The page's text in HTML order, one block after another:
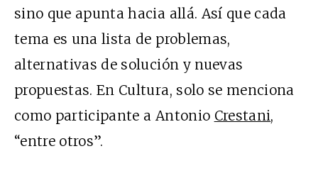
sino que apunta hacia allá. Así que cada
tema es una lista de problemas,
alternativas de solución y nuevas
propuestas. En Cultura, solo se menciona
como participante a Antonio Crestani,
“entre otros”.